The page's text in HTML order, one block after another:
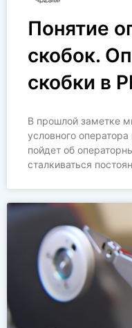
Понятие
скобок.
скобки в
В прошлой заметке
условного
пойдет об
сталкиваться